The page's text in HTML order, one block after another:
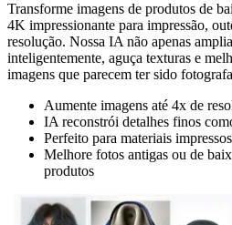
Transforme imagens de produtos de
4K impressionante para impressão,
resolução. Nossa IA não apenas
inteligentemente, aguça texturas e
imagens que parecem ter sido
Aumente imagens até 4x de
IA reconstrói detalhes finos
Perfeito para materiais
Melhore fotos antigas ou de
produtos